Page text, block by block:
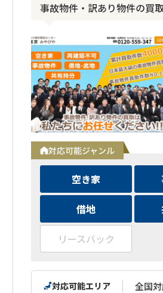
事故物件・訳あり物件の買
対応可能ジャンル
空き家
借地
リースバック
対応可能エリア 全国